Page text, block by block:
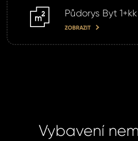
Půdorys Byt 1+kk
ZOBRAZIT
Vybavení